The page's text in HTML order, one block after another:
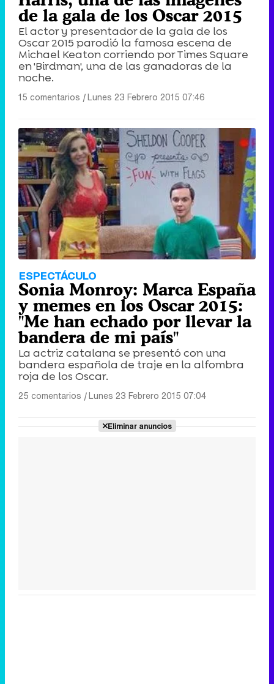
de la gala de los Oscar 2015
El actor y presentador de la gala de los
Oscar 2015 parodió la famosa escena de
Michael Keaton corriendo por Times Square
en 'Birdman', una de las ganadoras de la
noche.
15 comentarios |Lunes 23 Febrero 2015 07:46
ESPECTÁCULO
Sonia Monroy: Marca España
y memes en los Oscar 2015:
"Me han echado por llevar la
bandera de mi país"
La actriz catalana se presentó con una
bandera española de traje en la alfombra
roja de los Oscar.
25 comentarios |Lunes 23 Febrero 2015 07:04
Eliminar anuncios